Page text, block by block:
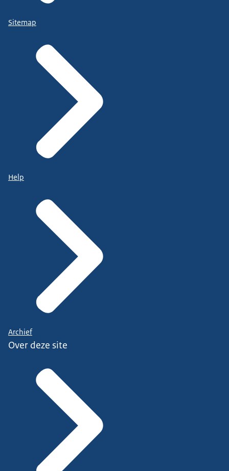
Sitemap
Help
Archief
Over deze site